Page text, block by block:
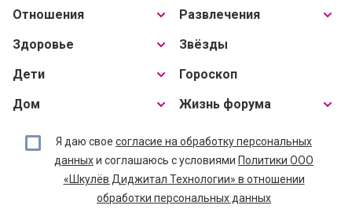
Отношения
Здоровье
Дети
Дом
Развлечения
Звёзды
Гороскоп
Жизнь форума
Я даю свое согласие на обработку персональных
данныхи соглашаюсь с условиями Политики ООО
«Шкулёв Диджитал Технологии» в отношении
обработки персональных данных